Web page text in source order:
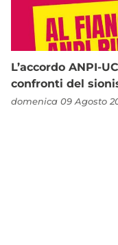
L’accordo ANPI-
confronti del
domenica 09 Agosto